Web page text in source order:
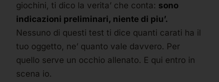
giochini, ti dico la verita’ che conta: sono
indicazioni preliminari, niente di piu’.
Nessuno di questi test ti dice quanti carati ha il
tuo oggetto, ne’ quanto vale davvero. Per
quello serve un occhio allenato. E qui entro in
scena io.